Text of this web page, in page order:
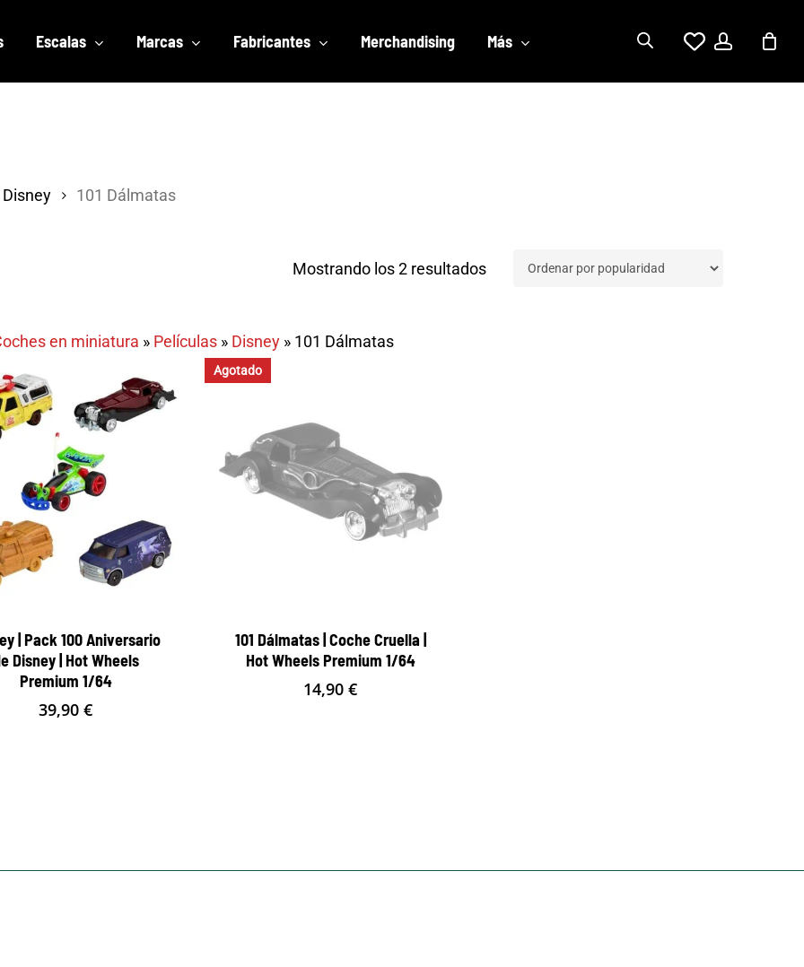
Escalas Marcas Fabricantes Merchandising Más account
Disney 101 Dálmatas
Mostrando los 2 resultadosOrdenado
en miniatura » Películas » Disney » 101 Dálmatas
| Pack 100 Aniversario
Disney | Hot Wheels
Premium 1/64
39,90€
Agotado
101 Dálmatas | Coche Cruella |
Hot Wheels Premium 1/64
14,90€